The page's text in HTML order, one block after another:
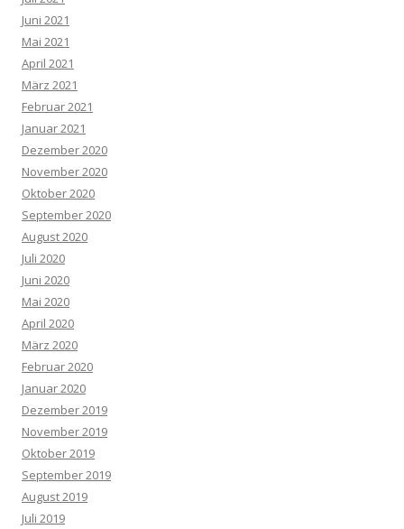
Juni 2021
Mai 2021
April 2021
März 2021
Februar 2021
Januar 2021
Dezember 2020
November 2020
Oktober 2020
September 2020
August 2020
Juli 2020
Juni 2020
Mai 2020
April 2020
März 2020
Februar 2020
Januar 2020
Dezember 2019
November 2019
Oktober 2019
September 2019
August 2019
Juli 2019